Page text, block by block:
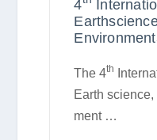
4
The 4th
Earth
ment …